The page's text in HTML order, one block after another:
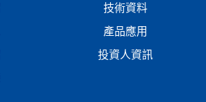
技術資料
產品應用
投資人資訊